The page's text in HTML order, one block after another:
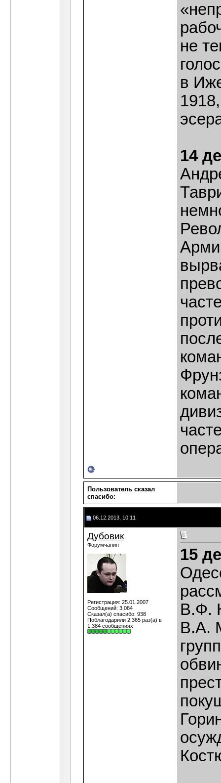
не
в
14
Пользователь сказал
cпасибо:
06.12.2013, 10:11
Дубовик
Форумчанин
Регистрация: 25.01.2007
Сообщений: 3,084
Сказал(а) спасибо: 938
Поблагодарили 2,365 раз(а) в
1,384 сообщениях
15
В.Ф.
В.А.